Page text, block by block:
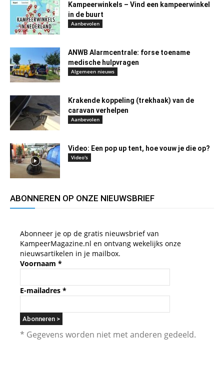
Kampeerwinkels – Vind een kampeerwinkel
in de buurt
Aanbevolen
ANWB Alarmcentrale: forse toename
medische hulpvragen
Algemeen nieuws
Krakende koppeling (trekhaak) van de
caravan verhelpen
Aanbevolen
Video: Een pop up tent, hoe vouw je die op?
Video's
ABONNEREN OP ONZE NIEUWSBRIEF
Abonneer je op de gratis nieuwsbrief van
KampeerMagazine.nl en ontvang wekelijks onze
nieuwsartikelen in je mailbox.
Voornaam *
E-mailadres *
* Gegevens worden niet met anderen gedeeld.